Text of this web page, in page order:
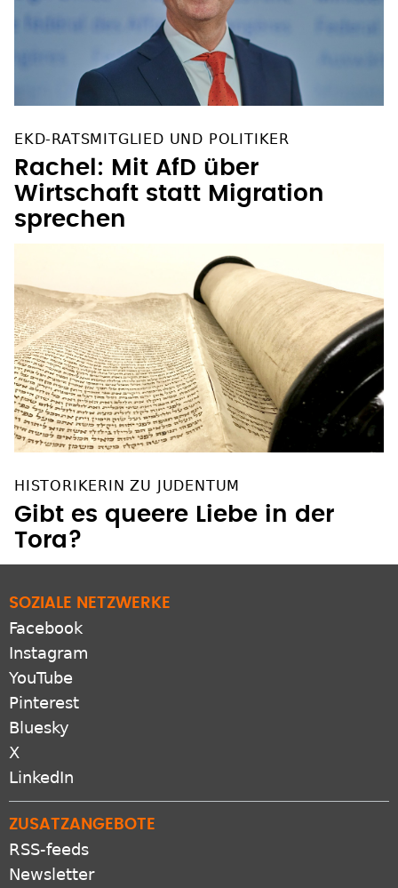
EKD-RATSMITGLIED UND POLITIKER
Rachel: Mit AfD über
Wirtschaft statt Migration
sprechen
HISTORIKERIN ZU JUDENTUM
Gibt es queere Liebe in der
Tora?
SOZIALE NETZWERKE
Facebook
Instagram
YouTube
Pinterest
Bluesky
X
LinkedIn
ZUSATZANGEBOTE
RSS-feeds
Newsletter